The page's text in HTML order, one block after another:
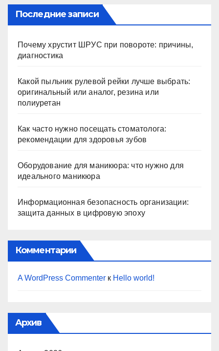
Последние записи
Почему хрустит ШРУС при повороте: причины,
диагностика
Какой пыльник рулевой рейки лучше выбрать:
оригинальный или аналог, резина или
полиуретан
Как часто нужно посещать стоматолога:
рекомендации для здоровья зубов
Оборудование для маникюра: что нужно для
идеального маникюра
Информационная безопасность организации:
защита данных в цифровую эпоху
Комментарии
A WordPress Commenter к Hello world!
Архив